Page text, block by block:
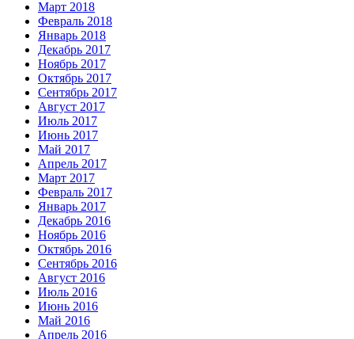
Март 2018
Февраль 2018
Январь 2018
Декабрь 2017
Ноябрь 2017
Октябрь 2017
Сентябрь 2017
Август 2017
Июль 2017
Июнь 2017
Май 2017
Апрель 2017
Март 2017
Февраль 2017
Январь 2017
Декабрь 2016
Ноябрь 2016
Октябрь 2016
Сентябрь 2016
Август 2016
Июль 2016
Июнь 2016
Май 2016
Апрель 2016